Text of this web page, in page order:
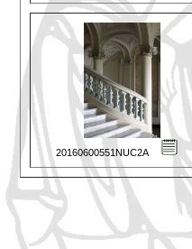
20160600551NUC2A